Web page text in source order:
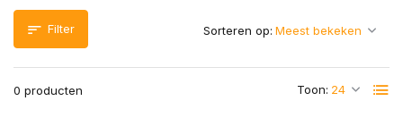
Filter
0 producten Toon:
Sorteren op: